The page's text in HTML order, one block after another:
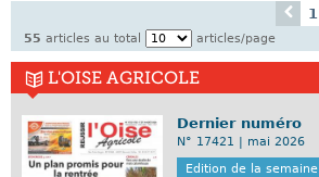
1
55 articles au total articles/page
L'OISE AGRICOLE
Dernier numéro
N° 17421 | mai 2026
Edition de la semaine